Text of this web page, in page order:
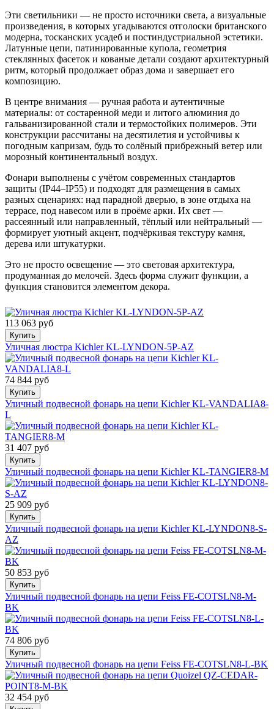
Эти светильники — не просто источники света, а визуальные
произведения, в которых угадываются отголоски британского
модерна, тосканских усадеб и постиндустриальной эстетики.
Латунные цепи, патинированные купола, геометрия
стеклянных фасеток и кованые детали создают архитектурный
ритм, который продолжает образ дома и завершает его
композицию.
В центре внимания — ручная работа и аутентичные
материалы: от состаренной меди и литого алюминия до
гальванизированной стали и термостойких полимеров. Эти
конструкции рассчитаны на десятилетия и устойчивы к
погодным капризам, будь то солёный прибрежный ветер или
морозный континентальный воздух.
Фонари выполнены с учётом современных стандартов
защиты (IP44–IP55) и подходят для размещения в самых
разных сценариях: над парадной дверью, в зоне отдыха на
террасе, под навесом или в проёме арки. Их свет —
рассеянный или направленный, тёплый или нейтральный —
формирует уютный акцент, подчёркивая текстуру камня,
дерева или штукатурки.
Это не просто освещение — это световая архитектура,
продуманная до мелочей. Здесь форма служит функции, а
функция становится элементом декора.
113 063 руб
Купить
Уличная люстра Kichler KL-LYNDON-5P-AZ
74 844 руб
Купить
Уличный подвесной фонарь на цепи Kichler KL-VANDALIA8-
L
31 407 руб
Купить
Уличный подвесной фонарь на цепи Kichler KL-TANGIER8-M
25 909 руб
Купить
Уличный подвесной фонарь на цепи Kichler KL-LYNDON8-S-
AZ
50 853 руб
Купить
Уличный подвесной фонарь на цепи Feiss FE-COTSLN8-M-
BK
74 806 руб
Купить
Уличный подвесной фонарь на цепи Feiss FE-COTSLN8-L-BK
32 454 руб